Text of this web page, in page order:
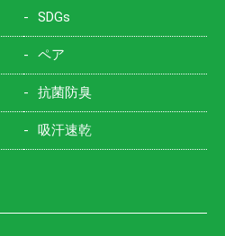
SDGs
ペア
抗菌防臭
吸汗速乾